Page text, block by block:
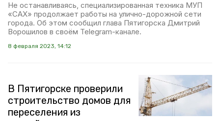
Не останавливаясь, специализированная техника МУП
«САХ» продолжает работы на улично-дорожной сети
города. Об этом сообщил глава Пятигорска Дмитрий
Ворошилов в своём Telegram-канале.
8 февраля 2023, 14:12
В Пятигорске проверили
строительство домов для
переселения из